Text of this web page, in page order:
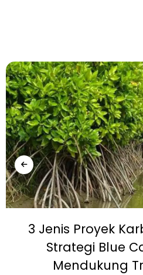
3 Jenis Proyek
Strategi Blue
Mendukung